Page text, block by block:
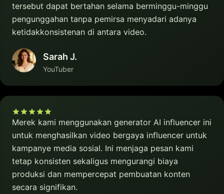
tersebut dapat bertahan selama berminggu-minggu
pengunggahan tanpa pemirsa menyadari adanya
ketidakkonsistenan di antara video.
Sarah J.
YouTuber
Merek kami menggunakan generator AI influencer ini
untuk menghasilkan video bergaya influencer untuk
kampanye media sosial. Ini menjaga pesan kami
tetap konsisten sekaligus mengurangi biaya
produksi dan mempercepat pembuatan konten
secara signifikan.